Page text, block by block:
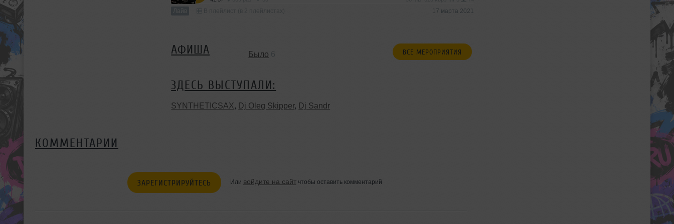
Лайв 17 марта 2021
ВСЕ МЕРОПРИЯТИЯ
АФИША Было
ЗДЕСЬ ВЫСТУПАЛИ:
SYNTHETICSAX, Dj Oleg Skipper, Dj Sandr
КОММЕНТАРИИ
ЗАРЕГИСТРИРУЙТЕСЬ Или войдите на сайтчтобы оставить комментарий